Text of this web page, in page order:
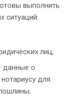
выполнить
ситуаций:
лиц;
данные о
для